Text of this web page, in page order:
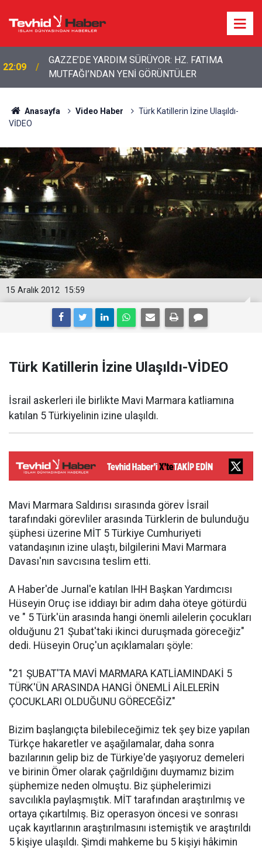
21:12
Yemen'den "genel seferberlik" kararı: Savaşa
hazırlık mesajı
Anasayfa Video Haber
Türk Katillerin İzine Ulaşıldı-
VİDEO
15:59
15 Aralık 2012
Türk Katillerin İzine Ulaşıldı-VİDEO
İsrail askerleri ile birlikte Mavi Marmara katliamına
katılan 5 Türkiyelinin izine ulaşıldı.
Mavi Marmara Saldırısı sırasında görev İsrail
tarafındaki görevliler arasında Türklerin de bulunduğu
şüphesi üzerine MİT 5 Türkiye Cumhuriyeti
vatandaşının izine ulaştı, bilgilerini Mavi Marmara
Davası'nın savcısına teslim etti.
A Haber'de Jurnal'e katılan IHH Başkan Yardımcısı
Hüseyin Oruç ise iddiayı bir adım daha öteye götürdü
ve " 5 Türk'ün arasında hangi önemli ailelerin çocukları
olduğunu 21 Şubat'taki ikinci duruşmada göreceğiz"
dedi. Hüseyin Oruç'un açıklamaları şöyle:
"21 ŞUBAT'TA MAVİ MARMARA KATLİAMINDAKİ 5
TÜRK'ÜN ARASINDA HANGİ ÖNEMLİ AİLELERİN
ÇOCUKLARI OLDUĞUNU GÖRECEĞİZ"
Bizim başlangıçta bilebileceğimiz tek şey bize yapılan
Türkçe hakaretler ve aşağılamalar, daha sonra
bazılarının gelip biz de Türkiye'de yaşıyoruz demeleri
ve birinin Ömer olarak çağrıldığını duymamız bizim
şüphemize neden olmuştu. Biz şüphelerimizi
savcılıkla paylaşmıştık. MİT tarafından araştırılmış ve
ortaya çıkartılmış. Biz operasyon öncesi ve sonrası
uçak kayıtlarının araştırılmasını istemiştik ve araştırıldı
5 kişiye ulaşıldı. Şimdi mahkeme bu 5 kişiyi hâkimin